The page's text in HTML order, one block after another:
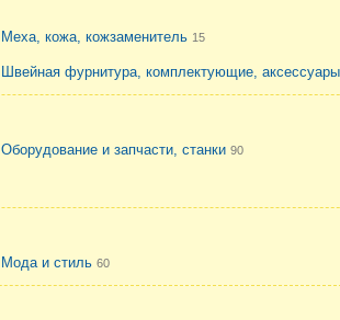
Меха, кожа, кожзаменитель 15
Швейная фурнитура, комплектующие,
Оборудование и запчасти, станки 90
Мода и стиль 60